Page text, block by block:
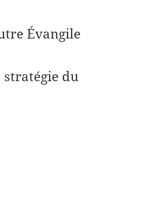
Évangile
stratégie du